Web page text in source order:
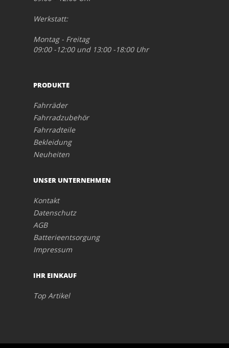
Werkstatt:
Montag - Freitag
09:00 -12:00 und 13:00 -18:00 Uhr
PRODUKTE
Fahrräder
Fahrradzubehör
Fahrradteile
Bekleidung
Neuheiten
UNSER UNTERNEHMEN
Kontakt
Datenschutz
AGB
Batterieentsorgung
Impressum
IHR EINKAUF
Top Artikel